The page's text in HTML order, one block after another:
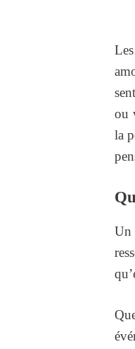
ou
la
Un